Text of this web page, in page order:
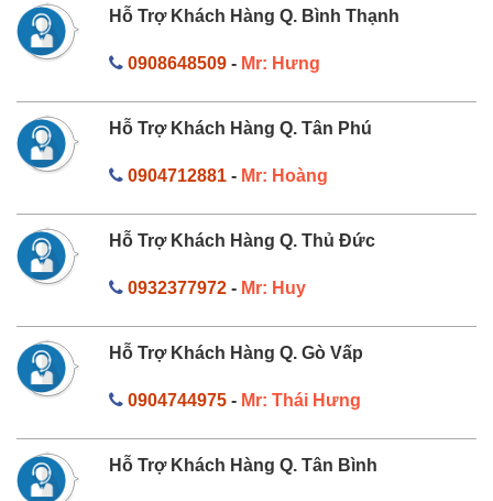
Hỗ Trợ Khách Hàng Q. Bình Thạnh
0908648509- Mr: Hưng
Hỗ Trợ Khách Hàng Q. Tân Phú
0904712881- Mr: Hoàng
Hỗ Trợ Khách Hàng Q. Thủ Đức
0932377972- Mr: Huy
Hỗ Trợ Khách Hàng Q. Gò Vấp
0904744975- Mr: Thái Hưng
Hỗ Trợ Khách Hàng Q. Tân Bình